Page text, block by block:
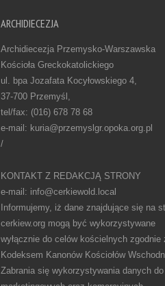
ARCHIDIECEZJA
Archidiecezja Przemysko-Warszawska
Kościoła Greckokatolickiego
ul. bpa Jozafata Kocyłowskiego 4,
37-700 Przemyśl,
tel/fax: (016) 678 78 68
e-mail: kuria@przemyslgr.opoka.org.pl
/
KONTAKT Z REDAKCJĄ STRONY
e-mail: info@cerkiewold.local
Informujemy, iż dane znajdujące się na
cerkiew.org mogą być wykorzystywane
wyłącznie do celów kościelnych zgodnie
Kodeksem Kanonów Kościołów
Zabrania się wykorzystywania danych